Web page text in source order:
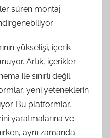
süren montaj
yükselişi, içerik
Artık, içerikler
ile sınırlı değil.
yeni yeteneklerin
Bu platformlar,
yaratmalarına ve
aynı zamanda